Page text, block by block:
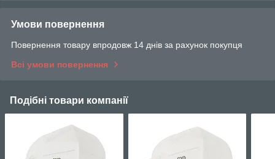
Умови повернення
Повернення товару впродовж 14 днів за рахунок покупця
Всі умови повернення
Подібні товари компанії